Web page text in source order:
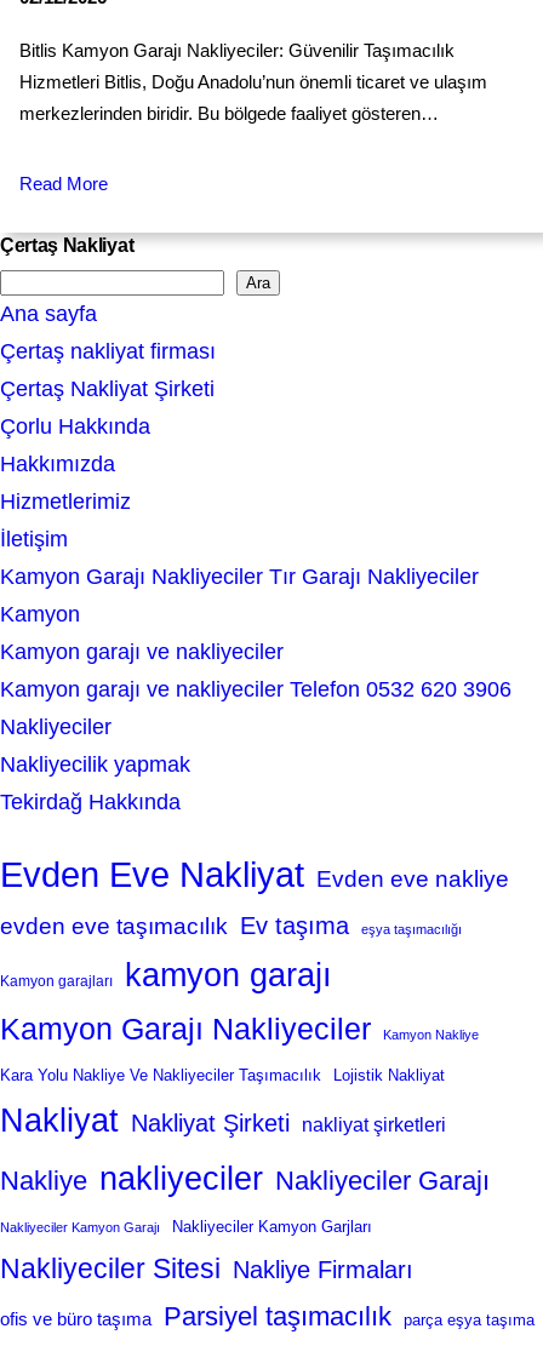
Bitlis Kamyon Garajı Nakliyeciler: Güvenilir Taşımacılık
Hizmetleri Bitlis, Doğu Anadolu’nun önemli ticaret ve ulaşım
merkezlerinden biridir. Bu bölgede faaliyet gösteren…
Read More
Çertaş Nakliyat
e
a
r
c
h
Ara
Ana sayfa
Çertaş nakliyat firması
Çertaş Nakliyat Şirketi
Çorlu Hakkında
Hakkımızda
Hizmetlerimiz
İletişim
Kamyon Garajı Nakliyeciler Tır Garajı Nakliyeciler
Kamyon
Kamyon garajı ve nakliyeciler
Kamyon garajı ve nakliyeciler Telefon 0532 620 3906
Nakliyeciler
Nakliyecilik yapmak
Tekirdağ Hakkında
Evden Eve Nakliyat Evden eve nakliye
evden eve taşımacılık Ev taşıma eşya taşımacılığı
Kamyon garajları kamyon garajı
Kamyon Garajı Nakliyeciler Kamyon Nakliye
Kara Yolu Nakliye Ve Nakliyeciler Taşımacılık Lojistik Nakliyat
Nakliyat Nakliyat Şirketi nakliyat şirketleri
Nakliye nakliyeciler Nakliyeciler Garajı
Nakliyeciler Kamyon Garajı Nakliyeciler Kamyon Garjları
Nakliyeciler Sitesi Nakliye Firmaları
ofis ve büro taşıma Parsiyel taşımacılık parça eşya taşıma